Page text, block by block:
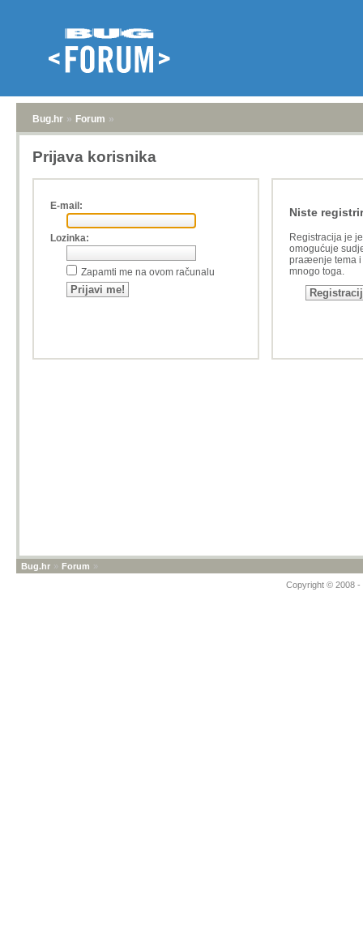
Bug.hr » Forum »
Prijava korisnika
E-mail:
Lozinka:
Zapamti me na ovom računalu
Niste
Registracija je
omogućuje
praæenje tema i
mnogo toga.
Bug.hr » Forum »
Copyright © 2008 -